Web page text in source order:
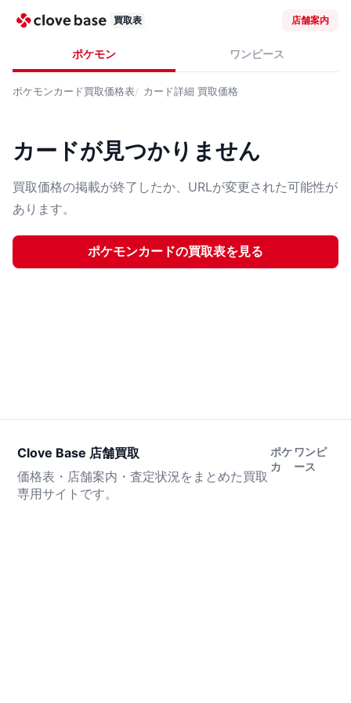
買取表 店舗案内
ポケモン ワンピース
ポケモンカード買取価格表 カード詳細 買取価格
カードが見つかりません
買取価格の掲載が終了したか、URLが変更された可能性が
あります。
ポケモンカードの買取表を見る
Clove Base 店舗買取
価格表・店舗案内・査定状況をまとめた買取
専用サイトです。
ポケ
カ
ワンピ
ース